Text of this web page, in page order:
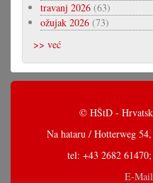
travanj 2026 (63)
ožujak 2026 (73)
>> već
© HŠtD -
Na hataru / Hotterweg
tel: +43 2682
E-